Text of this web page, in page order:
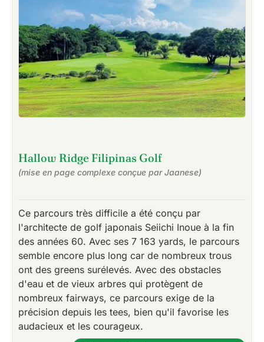
Hallow Ridge Filipinas Golf
(mise en page complexe conçue par Jaanese)
Ce parcours très difficile a été conçu par
l'architecte de golf japonais Seiichi Inoue à la fin
des années 60. Avec ses 7 163 yards, le parcours
semble encore plus long car de nombreux trous
ont des greens surélevés. Avec des obstacles
d'eau et de vieux arbres qui protègent de
nombreux fairways, ce parcours exige de la
précision depuis les tees, bien qu'il favorise les
audacieux et les courageux.